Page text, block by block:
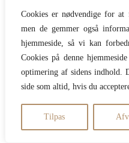
Cookies er nødvendige for at
men de gemmer også
hjemmeside, så vi kan
Cookies på denne
optimering af sidens indhold.
side som altid, hvis du
Tilpas
Gætter også på en
Venter spændt på afsløringen
30/10/2020